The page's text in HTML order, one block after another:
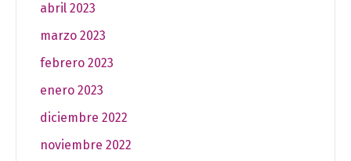
abril 2023
marzo 2023
febrero 2023
enero 2023
diciembre 2022
noviembre 2022